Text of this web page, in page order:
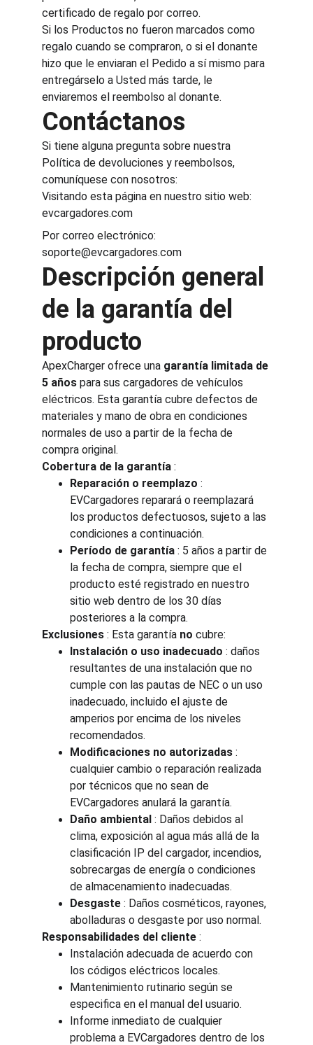
certificado de regalo por correo.
Si los Productos no fueron marcados como
regalo cuando se compraron, o si el donante
hizo que le enviaran el Pedido a sí mismo para
entregárselo a Usted más tarde, le
enviaremos el reembolso al donante.
Contáctanos
Si tiene alguna pregunta sobre nuestra
Política de devoluciones y reembolsos,
comuníquese con nosotros:
Visitando esta página en nuestro sitio web:
evcargadores.com
Por correo electrónico:
soporte@evcargadores.com
Descripción general
de la garantía del
producto
ApexCharger ofrece una garantía limitada de
5 años para sus cargadores de vehículos
eléctricos. Esta garantía cubre defectos de
materiales y mano de obra en condiciones
normales de uso a partir de la fecha de
compra original.
Cobertura de la garantía :
Reparación o reemplazo :
EVCargadores reparará o reemplazará
los productos defectuosos, sujeto a las
condiciones a continuación.
Período de garantía : 5 años a partir de
la fecha de compra, siempre que el
producto esté registrado en nuestro
sitio web dentro de los 30 días
posteriores a la compra.
Exclusiones : Esta garantía no cubre:
Instalación o uso inadecuado : daños
resultantes de una instalación que no
cumple con las pautas de NEC o un uso
inadecuado, incluido el ajuste de
amperios por encima de los niveles
recomendados.
Modificaciones no autorizadas :
cualquier cambio o reparación realizada
por técnicos que no sean de
EVCargadores anulará la garantía.
Daño ambiental : Daños debidos al
clima, exposición al agua más allá de la
clasificación IP del cargador, incendios,
sobrecargas de energía o condiciones
de almacenamiento inadecuadas.
Desgaste : Daños cosméticos, rayones,
abolladuras o desgaste por uso normal.
Responsabilidades del cliente :
Instalación adecuada de acuerdo con
los códigos eléctricos locales.
Mantenimiento rutinario según se
especifica en el manual del usuario.
Informe inmediato de cualquier
problema a EVCargadores dentro de los